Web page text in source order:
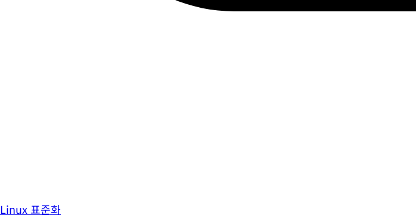
Linux 표준화